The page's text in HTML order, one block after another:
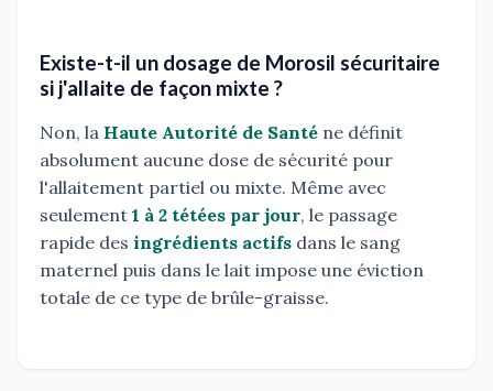
Existe-t-il un dosage de Morosil sécuritaire
si j'allaite de façon mixte ?
Non, la Haute Autorité de Santé ne définit
absolument aucune dose de sécurité pour
l'allaitement partiel ou mixte. Même avec
seulement 1 à 2 tétées par jour, le passage
rapide des ingrédients actifs dans le sang
maternel puis dans le lait impose une éviction
totale de ce type de brûle-graisse.